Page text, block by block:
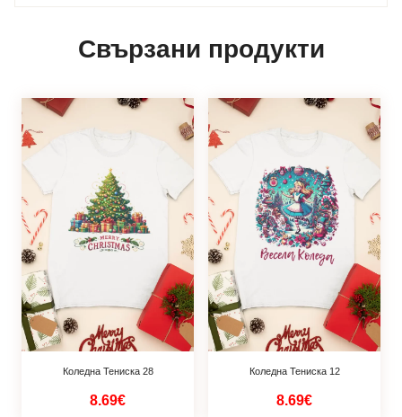
Свързани продукти
Коледна Тениска 28
8.69€
Коледна Тениска 12
8.69€